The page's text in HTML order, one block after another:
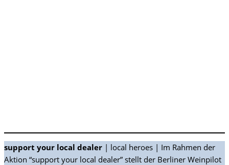
support your local dealer | local heroes | Im Rahmen der
Aktion “support your local dealer” stellt der Berliner Weinpilot